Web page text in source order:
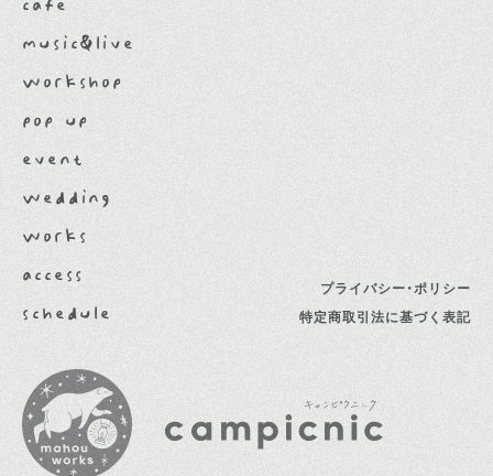
cafe
music&live
workshop
pop up
event
wedding
works
access
schedule
プライバシー・ポリシー
特定商取引法に基づく表記